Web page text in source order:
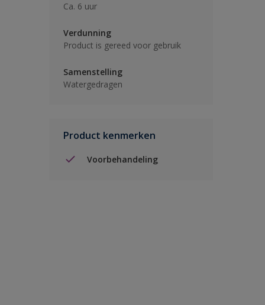
Ca. 6 uur
Verdunning
Product is gereed voor gebruik
Samenstelling
Watergedragen
Product kenmerken
Voorbehandeling